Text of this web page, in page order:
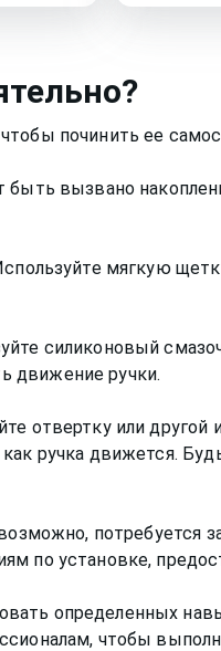
починить ее
быть вызвано
мягкую
силиконовый
движение ручки.
отвертку или другой
ручка движется.
потребуется
по установке,
определенных
чтобы